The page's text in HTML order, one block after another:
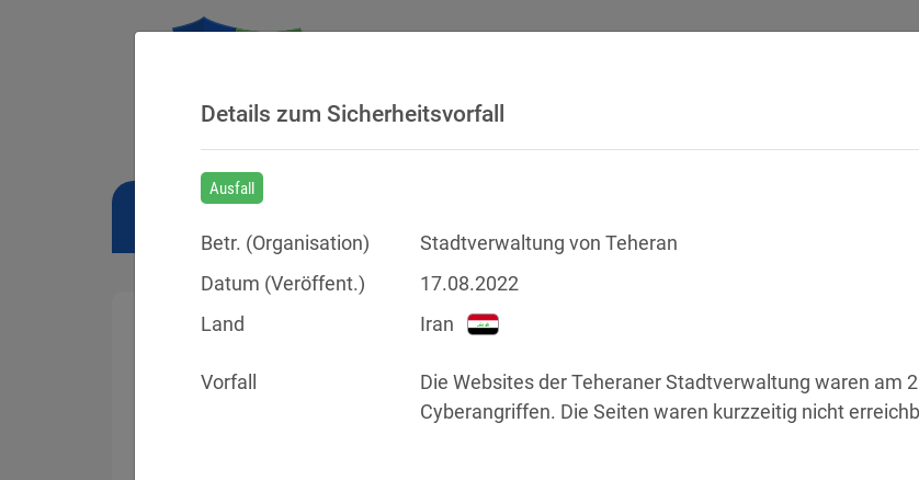
Sicherheitsvorfälle
Details zum Sicherheitsvorfall
Ausfall
Betr. (Organisation)
Stadtverwaltung von Teheran
Datum (Veröffent.)
17.08.2022
Land
Iran
Vorfall
Die Websites der Teheraner Stadtverwaltung waren am
Cyberangriffen. Die Seiten waren kurzzeitig nicht